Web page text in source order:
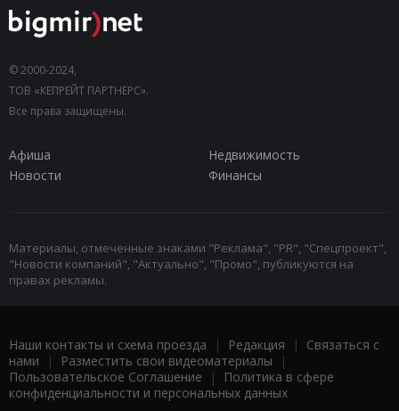
© 2000-2024,
ТОВ «КЕПРЕЙТ ПАРТНЕРС».
Все права защищены.
Афиша
Недвижимость
Новости
Финансы
Материалы, отмеченные знаками "Реклама", "PR", "Спецпроект",
"Новости компаний", "Актуально", "Промо", публикуются на
правах рекламы.
Наши контакты и схема проезда | Редакция | Связаться с
нами | Разместить свои видеоматериалы |
Пользовательское Соглашение |
Политика в сфере
конфиденциальности и персональных данных